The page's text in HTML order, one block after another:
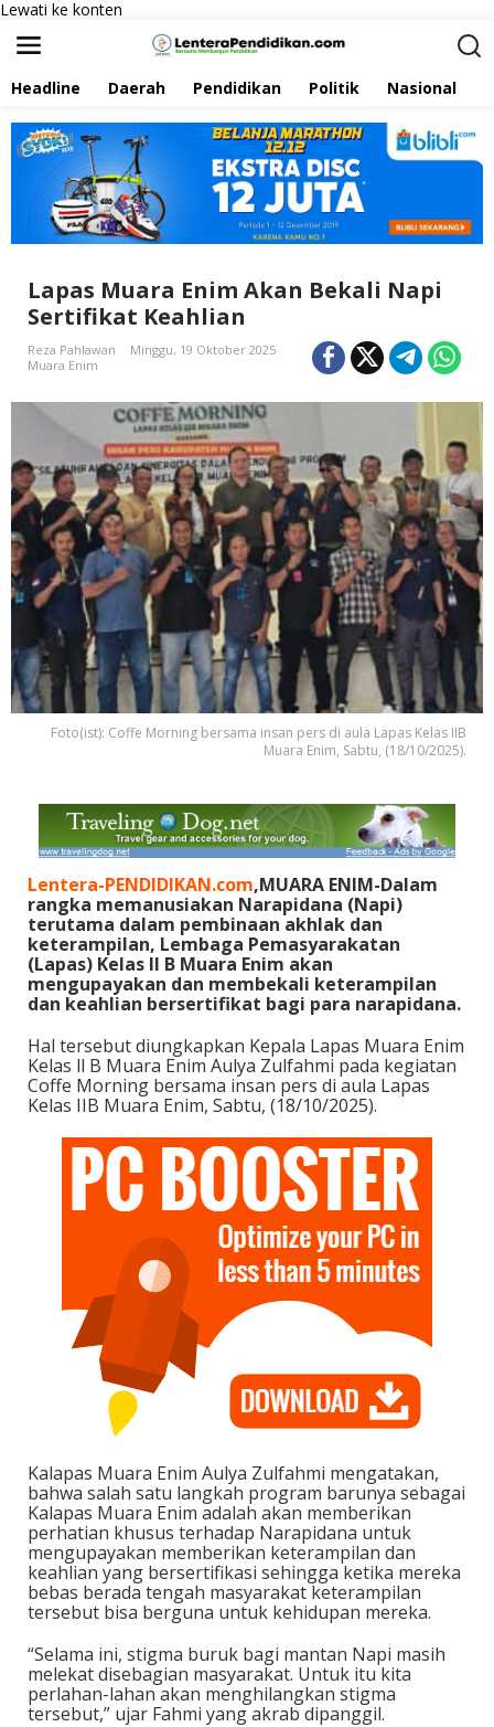
Lewati ke konten
Headline Daerah Pendidikan Politik Nasional
Lapas Muara Enim Akan Bekali Napi
Sertifikat Keahlian
Reza Pahlawan
Minggu, 19 Oktober 2025
Muara Enim
Foto(ist): Coffe Morning bersama insan pers di aula Lapas Kelas IIB
Muara Enim, Sabtu, (18/10/2025).
Lentera-PENDIDIKAN.com,MUARA ENIM-Dalam
rangka memanusiakan Narapidana (Napi)
terutama dalam pembinaan akhlak dan
keterampilan, Lembaga Pemasyarakatan
(Lapas) Kelas ll B Muara Enim akan
mengupayakan dan membekali keterampilan
dan keahlian bersertifikat bagi para narapidana.
Hal tersebut diungkapkan Kepala Lapas Muara Enim
Kelas ll B Muara Enim Aulya Zulfahmi pada kegiatan
Coffe Morning bersama insan pers di aula Lapas
Kelas IIB Muara Enim, Sabtu, (18/10/2025).
Kalapas Muara Enim Aulya Zulfahmi mengatakan,
bahwa salah satu langkah program barunya sebagai
Kalapas Muara Enim adalah akan memberikan
perhatian khusus terhadap Narapidana untuk
mengupayakan memberikan keterampilan dan
keahlian yang bersertifikasi sehingga ketika mereka
bebas berada tengah masyarakat keterampilan
tersebut bisa berguna untuk kehidupan mereka.
“Selama ini, stigma buruk bagi mantan Napi masih
melekat disebagian masyarakat. Untuk itu kita
perlahan-lahan akan menghilangkan stigma
tersebut,” ujar Fahmi yang akrab dipanggil.